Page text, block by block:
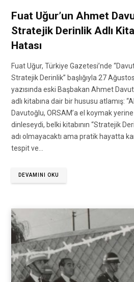
Fuat Uğur’un Ahmet
Stratejik Derinlik Adlı
Hatası
Fuat Uğur, Türkiye Gazetesi’nde
Stratejik Derinlik” başlığıyla 27
yazısında eski Başbakan Ahmet
adlı kitabına dair bir hususu atlamış:
Davutoğlu, ORSAM’a el koymak
dinleseydi, belki kitabının “Stratejik
adı olmayacaktı ama pratik hayatta
tespit ve…
DEVAMINI OKU